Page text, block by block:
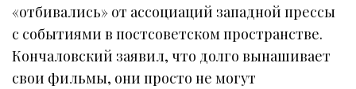
«отбивались» от ассоциаций западной прессы
с событиями в постсоветском пространстве.
Кончаловский заявил, что долго вынашивает
свои фильмы, они просто не могут